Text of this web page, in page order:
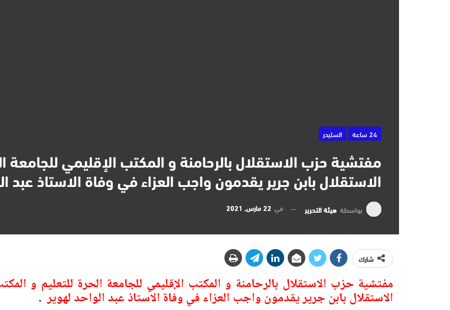
24 ساعة السليدر
مفتشية حزب الاستقلال بالرحامنة و المكتب الإقليمي للجامعة
الاستقلال بابن جرير يقدمون واجب العزاء في وفاة الاستاذ عبد
بواسطة هيئة التحرير في 22 مارس, 2021
شارك
مفتشية حزب الاستقلال بالرحامنة و المكتب الإقليمي للجامعة الحرة للتعليم و
الاستقلال بابن جرير يقدمونواجب العزاء في وفاة الاستاذ عبد الواحد لهوير .